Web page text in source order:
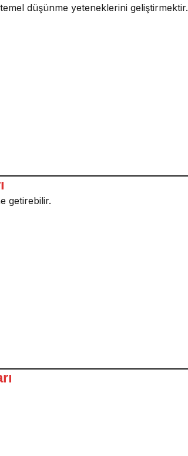
düşünme yeteneklerini geliştirmektir.
getirebilir.